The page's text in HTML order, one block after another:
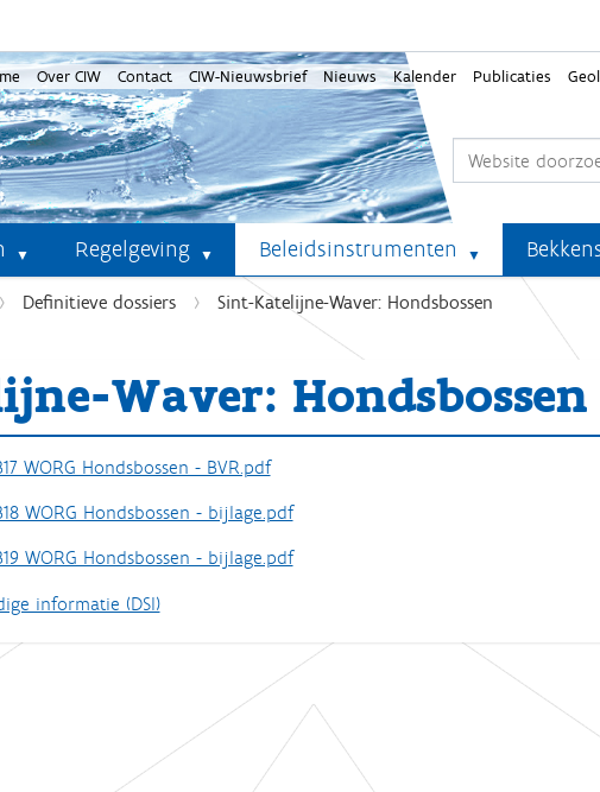
Over CIW Contact CIW-Nieuwsbrief Nieuws Kalender Publicaties
Regelgeving Beleidsinstrumenten
Definitieve dossiers Sint-Katelijne-Waver: Hondsbossen
Waver: Hondsbossen
WORG Hondsbossen - BVR.pdf
WORG Hondsbossen - bijlage.pdf
WORG Hondsbossen - bijlage.pdf
informatie (DSI)